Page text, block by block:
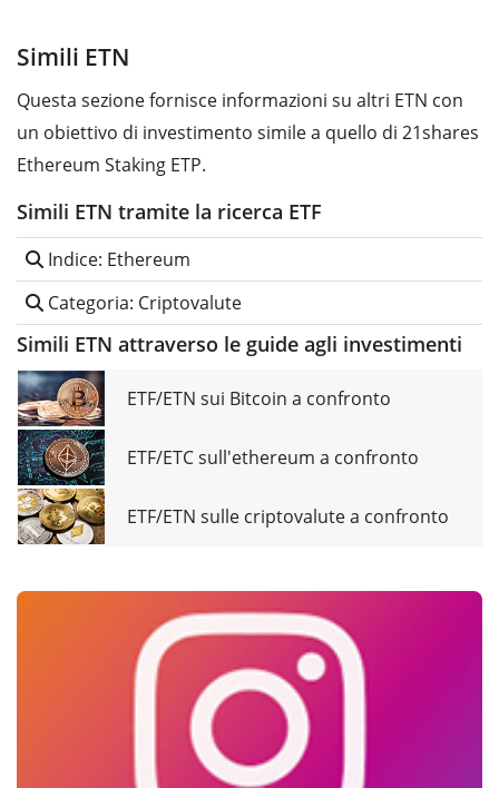
Simili ETN
Questa sezione fornisce informazioni su altri ETN con
un obiettivo di investimento simile a quello di 21shares
Ethereum Staking ETP.
Simili ETN tramite la ricerca ETF
Indice: Ethereum
Categoria: Criptovalute
Simili ETN attraverso le guide agli investimenti
ETF/ETN sui Bitcoin a confronto
ETF/ETC sull'ethereum a confronto
ETF/ETN sulle criptovalute a confronto